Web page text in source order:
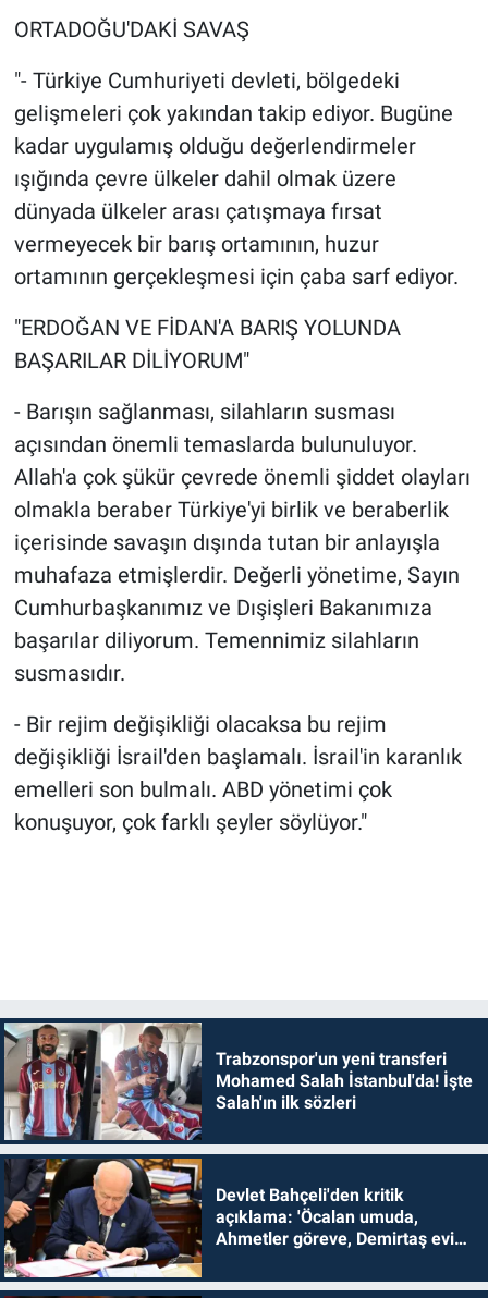
ORTADOĞU'DAKİ SAVAŞ
"- Türkiye Cumhuriyeti devleti, bölgedeki
gelişmeleri çok yakından takip ediyor. Bugüne
kadar uygulamış olduğu değerlendirmeler
ışığında çevre ülkeler dahil olmak üzere
dünyada ülkeler arası çatışmaya fırsat
vermeyecek bir barış ortamının, huzur
ortamının gerçekleşmesi için çaba sarf ediyor.
"ERDOĞAN VE FİDAN'A BARIŞ YOLUNDA
BAŞARILAR DİLİYORUM"
- Barışın sağlanması, silahların susması
açısından önemli temaslarda bulunuluyor.
Allah'a çok şükür çevrede önemli şiddet olayları
olmakla beraber Türkiye'yi birlik ve beraberlik
içerisinde savaşın dışında tutan bir anlayışla
muhafaza etmişlerdir. Değerli yönetime, Sayın
Cumhurbaşkanımız ve Dışişleri Bakanımıza
başarılar diliyorum. Temennimiz silahların
susmasıdır.
- Bir rejim değişikliği olacaksa bu rejim
değişikliği İsrail'den başlamalı. İsrail'in karanlık
emelleri son bulmalı. ABD yönetimi çok
konuşuyor, çok farklı şeyler söylüyor."
Trabzonspor'un yeni transferi
Mohamed Salah İstanbul'da! İşte
Salah'ın ilk sözleri
Devlet Bahçeli'den kritik
açıklama: 'Öcalan umuda,
Ahmetler göreve, Demirtaş evine